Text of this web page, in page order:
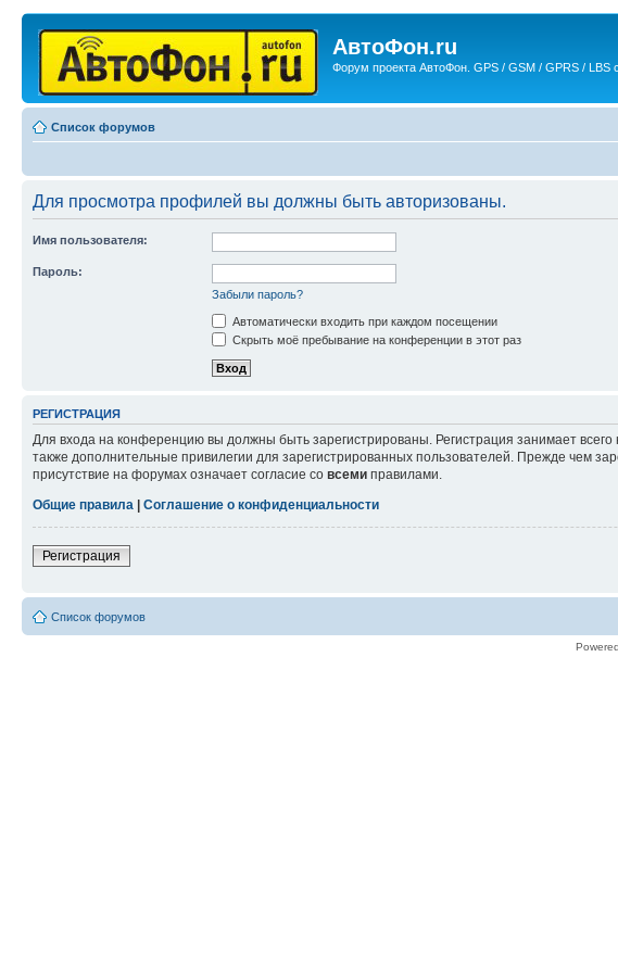
АвтоФон.ru
Форум проекта АвтоФон. GPS / GSM / GPRS / LBS
Список форумов
Для просмотра профилей вы должны быть авторизованы.
Имя пользователя:
Пароль:
Забыли пароль?
Автоматически входить при каждом посещении
Скрыть моё пребывание на конференции в этот раз
РЕГИСТРАЦИЯ
Для входа на конференцию вы должны быть зарегистрированы. Регистрация занимает
также дополнительные привилегии для зарегистрированных пользователей. Прежде чем
присутствие на форумах означает согласие со всеми правилами.
Общие правила | Соглашение о конфиденциальности
Регистрация
Список форумов